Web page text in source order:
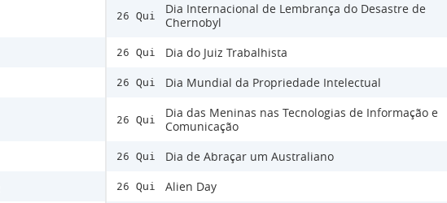
26 Qui
Dia Internacional de Lembrança do Desastre de
Chernobyl
26 Qui Dia do Juiz Trabalhista
26 Qui Dia Mundial da Propriedade Intelectual
26 Qui
Dia das Meninas nas Tecnologias de Informação e
Comunicação
26 Qui Dia de Abraçar um Australiano
26 Qui Alien Day